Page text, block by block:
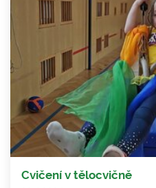
Cvičení v tělocvičně